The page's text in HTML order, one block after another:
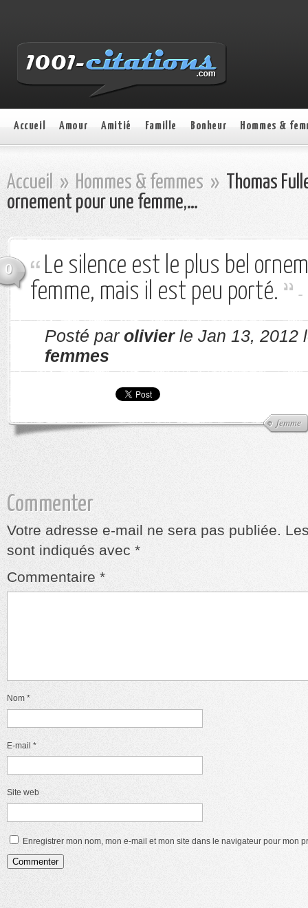
Accueil Amour Amitié Famille Bonheur Hommes &
Accueil » Hommes & femmes »
Thomas
ornement pour une femme,…
0
Le silence est le plus bel
femme, mais il est peu porté.
-
Posté par olivierle Jan 13, 2012
femmes
femme
Commenter
Votre adresse e-mail ne sera pas publiée.
sont indiqués avec *
Commentaire *
Nom *
E-mail *
Site web
Enregistrer mon nom, mon e-mail et mon site dans le navigateur pour mon